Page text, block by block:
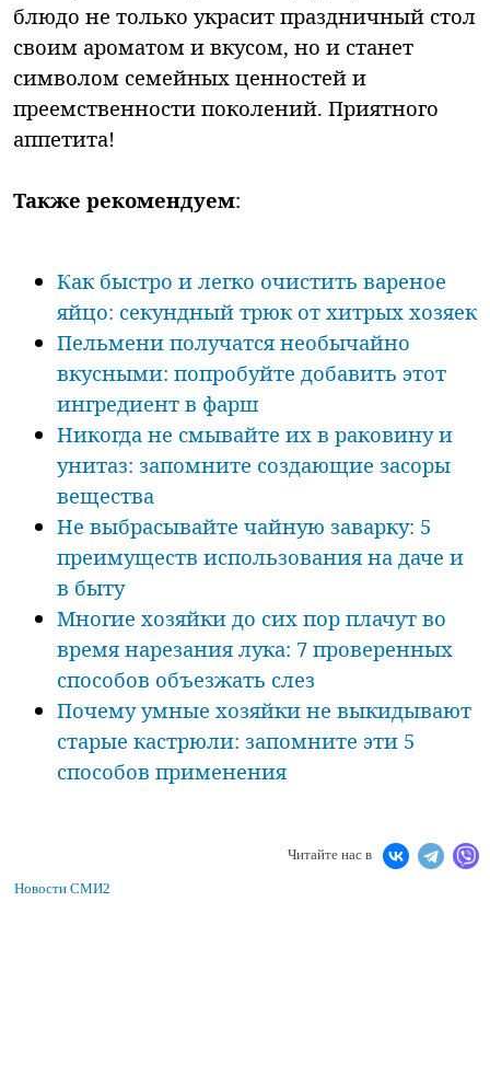
блюдо не только украсит праздничный стол
своим ароматом и вкусом, но и станет
символом семейных ценностей и
преемственности поколений. Приятного
аппетита!
Также рекомендуем:
Как быстро и легко очистить вареное
яйцо: секундный трюк от хитрых хозяек
Пельмени получатся необычайно
вкусными: попробуйте добавить этот
ингредиент в фарш
Никогда не смывайте их в раковину и
унитаз: запомните создающие засоры
вещества
Не выбрасывайте чайную заварку: 5
преимуществ использования на даче и
в быту
Многие хозяйки до сих пор плачут во
время нарезания лука: 7 проверенных
способов объезжать слез
Почему умные хозяйки не выкидывают
старые кастрюли: запомните эти 5
способов применения
Читайте нас в
Новости СМИ2